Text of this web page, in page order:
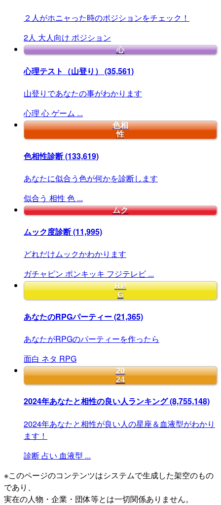
２人がホニャった時のポジションをチェック！
2人 大人向け ポジション
心
心理テスト（山登り） (35,561)
山登りであなたの事がわかります
心理 心ゲーム ...
色相
性
色相性診断(133,619)
あなたに似合う色が何かを診断します
似合う 相性 色 ...
ムク
ムック度診断(11,995)
どれだけムックかわかります
ガチャピン ポンキッキ フジテレビ ...
RP
G
あなたのRPGパーティー(21,365)
あなたがRPGのパーティーを作ったら
面白 ネタ RPG
20
24
2024年あなたと相性の良い人ランキング(8,755,148)
2024年あなたと相性が良い人の星座＆血液型がわかり
ます！
診断 占い 血液型 ...
※このページのコンテンツはシステムで生成した架空のもの
であり、
実在の人物・企業・団体等とは一切関係ありません。